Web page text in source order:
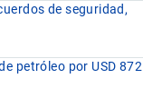
de seguridad,
petróleo por USD 872